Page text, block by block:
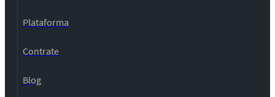
Plataforma
Contrate
Blog